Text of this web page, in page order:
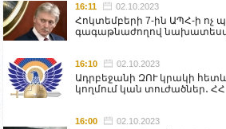
16:11 02.10.2023
Հոկտեմբերի 7-ին ԱՊՀ-ի ոչ
գագաթնաժողով
16:10 02.10.2023
Ադրբեջանի ԶՈՒ կրակի
կողմում կան տուժածներ․
16:00 02.10.2023